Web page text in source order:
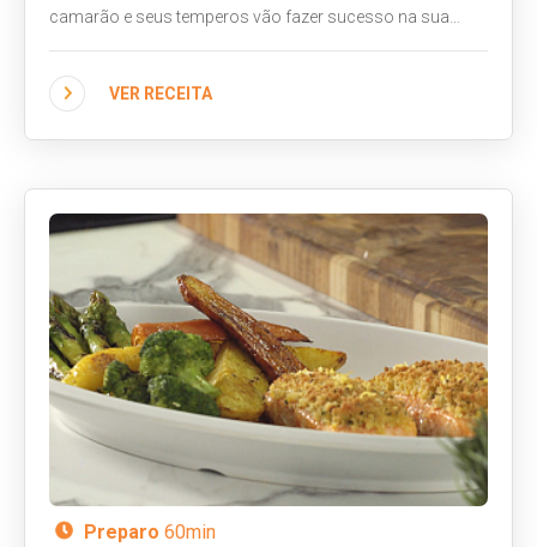
camarão e seus temperos vão fazer sucesso na sua
VER RECEITA
Preparo 60min